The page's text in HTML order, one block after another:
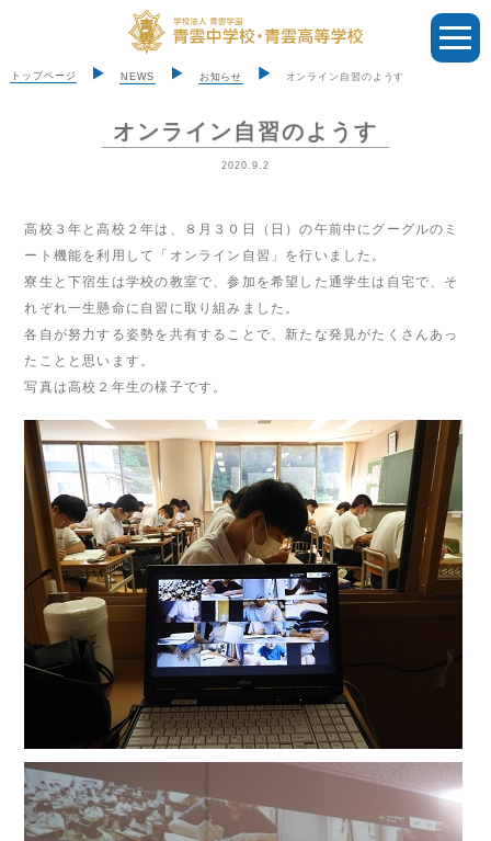
トップページ NEWS お知らせ オンライン自習のようす
オンライン自習のようす
2020.9.2
高校３年と高校２年は、８月３０日（日）の午前中にグーグルのミ
ート機能を利用して「オンライン自習」を行いました。
寮生と下宿生は学校の教室で、参加を希望した通学生は自宅で、そ
れぞれ一生懸命に自習に取り組みました。
各自が努力する姿勢を共有することで、新たな発見がたくさんあっ
たことと思います。
写真は高校２年生の様子です。